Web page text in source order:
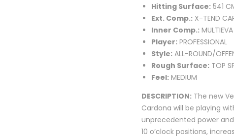
Hitting Surface: 541
Ext. Comp.: X-TEND
Inner Comp.: MULTIEVA
Player: PROFESSIONAL
Style: ALL-ROUND/
Rough Surface: TOP
Feel: MEDIUM
DESCRIPTION: The new
Cardona will be playing
unprecedented power
10 o’clock positions,